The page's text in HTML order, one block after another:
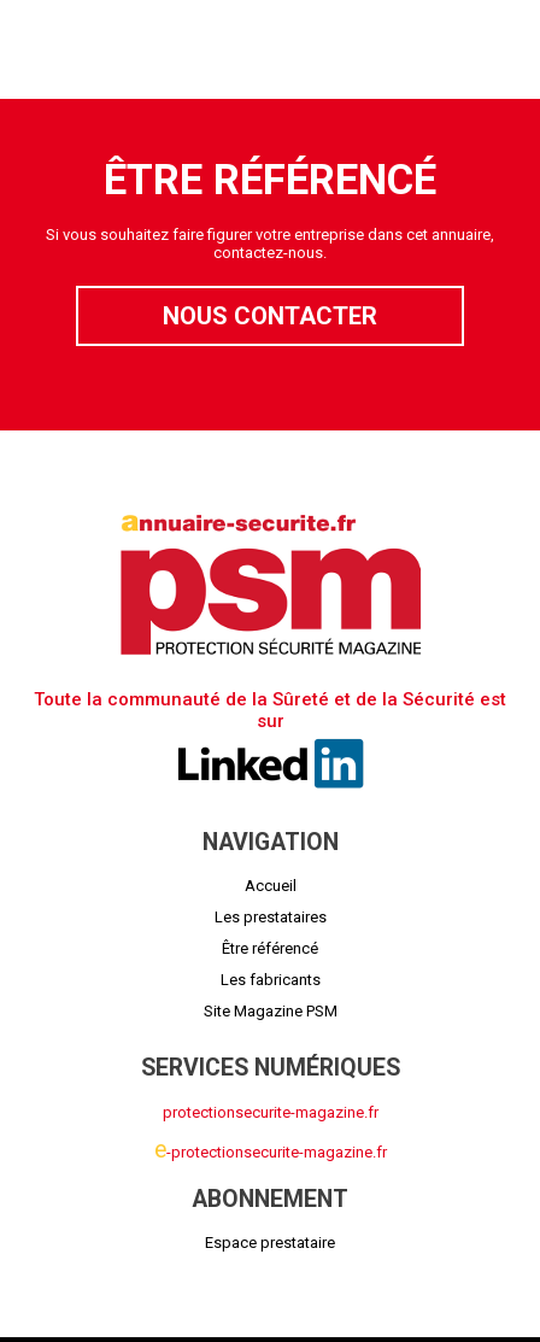
ÊTRE RÉFÉRENCÉ
Si vous souhaitez faire figurer votre entreprise dans cet annuaire,
contactez-nous.
NOUS CONTACTER
Toute la communauté de la Sûreté et de la Sécurité est
sur
NAVIGATION
Accueil
Les prestataires
Être référencé
Les fabricants
Site Magazine PSM
SERVICES NUMÉRIQUES
protectionsecurite-magazine.fr
e-protectionsecurite-magazine.fr
ABONNEMENT
Espace prestataire